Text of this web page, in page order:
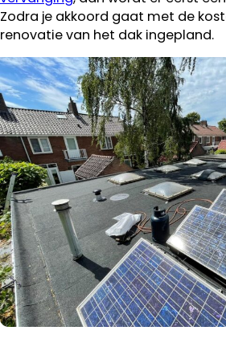
Zodra je akkoord gaat met de
renovatie van het dak ingepland.